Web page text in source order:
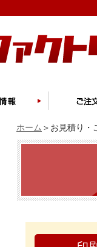
ホーム ＞お見積り・